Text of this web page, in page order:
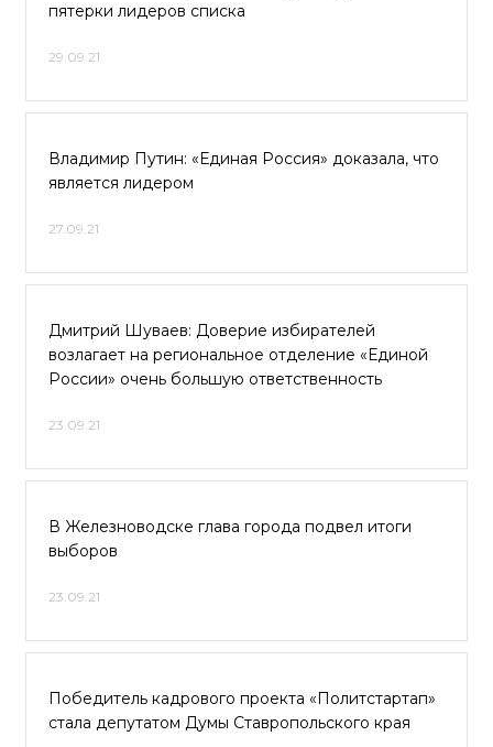
пятерки лидеров списка
29.09.21
Владимир Путин: «Единая Россия» доказала, что
является лидером
27.09.21
Дмитрий Шуваев: Доверие избирателей
возлагает на региональное отделение «Единой
России» очень большую ответственность
23.09.21
В Железноводске глава города подвел итоги
выборов
23.09.21
Победитель кадрового проекта «Политстартап»
стала депутатом Думы Ставропольского края